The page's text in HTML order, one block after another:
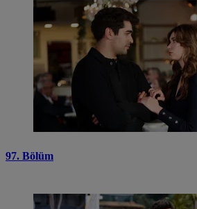
97. Bölüm